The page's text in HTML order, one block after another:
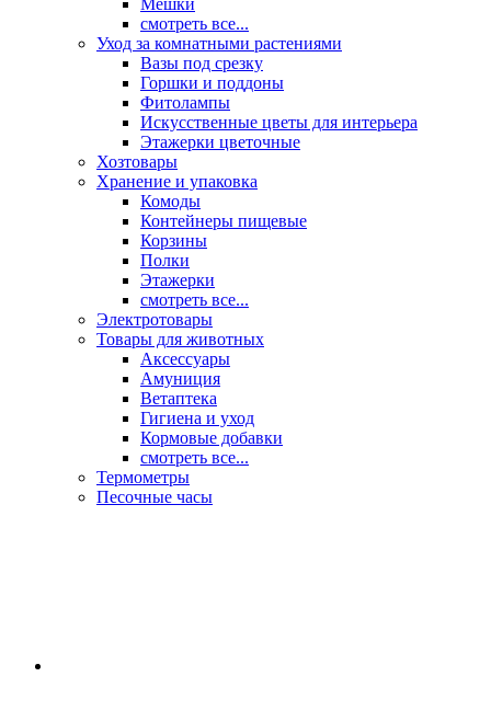
Мешки
смотреть все...
Уход за комнатными растениями
Вазы под срезку
Горшки и поддоны
Фитолампы
Искусственные цветы для интерьера
Этажерки цветочные
Хозтовары
Хранение и упаковка
Комоды
Контейнеры пищевые
Корзины
Полки
Этажерки
смотреть все...
Электротовары
Товары для животных
Аксессуары
Амуниция
Ветаптека
Гигиена и уход
Кормовые добавки
смотреть все...
Термометры
Песочные часы